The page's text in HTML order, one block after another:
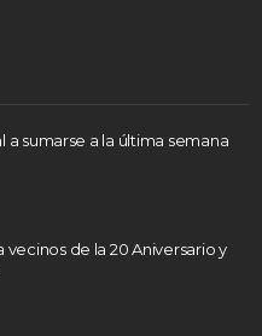
a sumarse a la última semana
vecinos de la 20 Aniversario y